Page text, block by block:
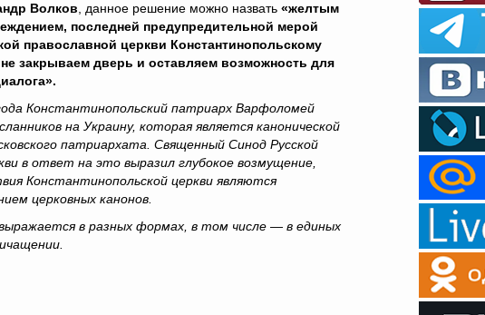
Волков , данное решение можно назвать «желтым
последней предупредительной мерой
православной церкви Константинопольскому
закрываем дверь и оставляем возможность для
Константинопольский патриарх Варфоломей
на Украину, которая является канонической
патриархата. Священный Синод Русской
в ответ на это выразил глубокое возмущение,
Константинопольской церкви являются
церковных канонов.
в разных формах, в том числе — в единых